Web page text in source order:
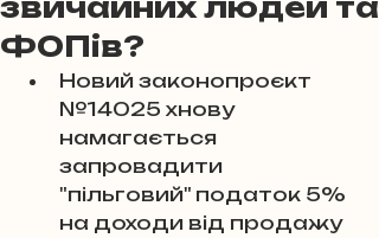
звичайних людей та
ФОПів?
Новий законопроєкт
№14025 хнову
намагається
запровадити
"пільговий" податок 5%
на доходи від продажу